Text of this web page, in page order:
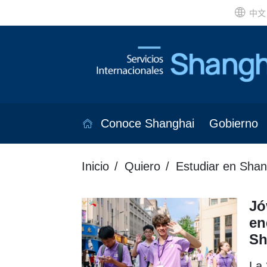
中文
Conoce Shanghai Gobierno
Inicio Quiero Estudiar en